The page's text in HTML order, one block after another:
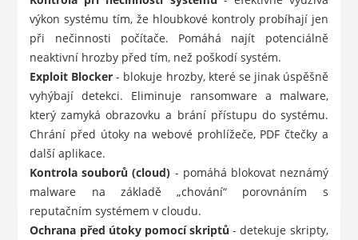
výkon systému tím, že hloubkové kontroly probíhají jen
při nečinnosti počítače. Pomáhá najít potenciálně
neaktivní hrozby před tím, než poškodí systém.
Exploit Blocker - blokuje hrozby, které se jinak úspěšně
vyhýbají detekci. Eliminuje ransomware a malware,
který zamyká obrazovku a brání přístupu do systému.
Chrání před útoky na webové prohlížeče, PDF čtečky a
další aplikace.
Kontrola souborů (cloud) - pomáhá blokovat neznámý
malware na základě „chování“ porovnáním s
reputačním systémem v cloudu.
Ochrana před útoky pomocí skriptů - detekuje skripty,